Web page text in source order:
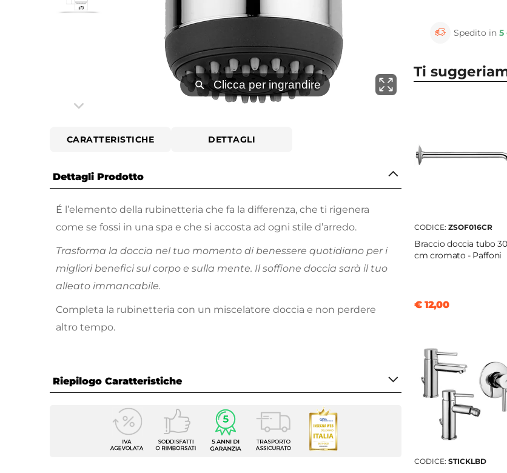
⚲ Clicca per ingrandire ⚲
CARATTERISTICHE DETTAGLI
Dettagli Prodotto
É l’elemento della rubinetteria che fa la differenza, che ti rigenera
come se fossi in una spa e che si accosta ad ogni stile d’arredo.
Trasforma la doccia nel tuo momento di benessere quotidiano per i
migliori benefici sul corpo e sulla mente. Il soffione doccia sarà il tuo
alleato immancabile.
Completa la rubinetteria con un miscelatore doccia e non perdere
altro tempo.
Riepilogo Caratteristiche
Caratteristiche
Soffione doccia
Paffoni
Spedito in5
Ti
CODICE: ZSOF016CR
Braccio doccia tubo 30
cm cromato - Paffoni
€ 12,00
CODICE: STICKLBD